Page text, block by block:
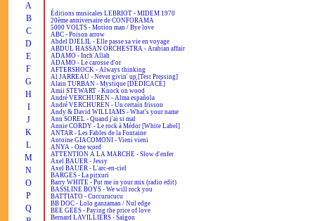
A
B
C
D
E
F
G
H
I
J
K
L
M
N
O
P
Q
Éditions musicales LEBRIOT - MIDEM 1970
20ème anniversaire de CONFORAMA
5000 VOLTS - Motion man / Bye love
ABC - Poison arrow
Abdel DJELIL - Elle passe sa vie en voyage
ABDUL HASSAN ORCHESTRA - Arabian affair
ADAMO - Inch'Allah
ADAMO - Le carosse d'or
AFTERSHOCK - Always thinking
Al JARREAU - Never givin' up [Test Pressing]
Alain TURBAN - Mystique [DÉDICACÉ]
Amii STEWART - Knock on wood
André VERCHUREN - Alma española
André VERCHUREN - Un certain frisson
Andy & David WILLIAMS - What's your name
Ann SOREL - Quand j'ai si mal
Annie CORDY - Le rock à Médor [White Label]
ANTAR - Les Fables de la Fontaine
Antoine GIACOMONI - Vieni vieni
ANYA - One word
ATTENTION À LA MARCHE - Slow d'enfer
Axel BAUER - Jessy
Axel BAUER - L'arc-en-ciel
BARGES - La pitxuri
Barry WHITE - Put me in your mix (radio edit)
BASSLINE BOYS - We will rock you
BATTIATO - Cuccurucucu
BB DOC - Lolo ganzaman / Nul edge
BEE GEES - Paying the price of love
Bernard LAVILLIERS - Saïgon